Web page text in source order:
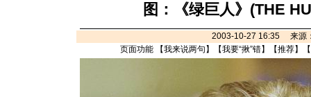
图：《绿巨人》(THE
2003-10-27 16:35 来源
页面功能 【我来说两句 】【我要“揪”错】【推荐】